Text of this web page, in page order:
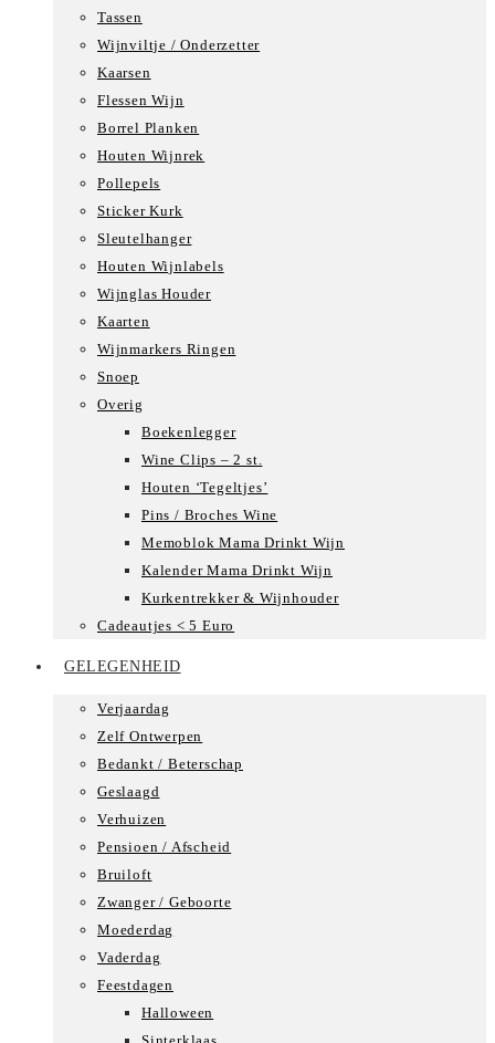
Tassen
Wijnviltje / Onderzetter
Kaarsen
Flessen Wijn
Borrel Planken
Houten Wijnrek
Pollepels
Sticker Kurk
Sleutelhanger
Houten Wijnlabels
Wijnglas Houder
Kaarten
Wijnmarkers Ringen
Snoep
Overig
Boekenlegger
Wine Clips – 2 st.
Houten ‘Tegeltjes’
Pins / Broches Wine
Memoblok Mama Drinkt Wijn
Kalender Mama Drinkt Wijn
Kurkentrekker & Wijnhouder
Cadeautjes < 5 Euro
GELEGENHEID
Verjaardag
Zelf Ontwerpen
Bedankt / Beterschap
Geslaagd
Verhuizen
Pensioen / Afscheid
Bruiloft
Zwanger / Geboorte
Moederdag
Vaderdag
Feestdagen
Halloween